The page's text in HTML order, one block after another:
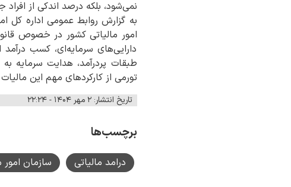
نمی‌شود، بلکه درصد اندکی از
به گزارش روابط عمومی اداره کل
امور مالیاتی کشور در خصوص
دارایی‌های سرمایه‌ای، کسب
طبقات پردرآمد، هدایت سرمایه
تورمی از کارکردهای مهم این
تاریخ انتشار: ۲ مهر ۱۴۰۴ - ۲۲:۲۴
برچسب‌ها
درامد مالیاتی سازمان امور